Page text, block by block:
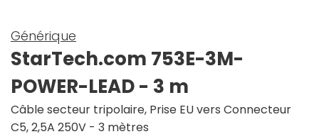
Générique
StarTech.com 753E-3M-
POWER-LEAD - 3 m
Câble secteur tripolaire, Prise EU vers Connecteur
C5, 2,5A 250V - 3 mètres